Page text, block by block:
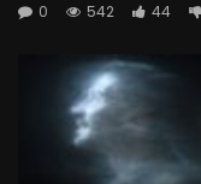
0
542 44